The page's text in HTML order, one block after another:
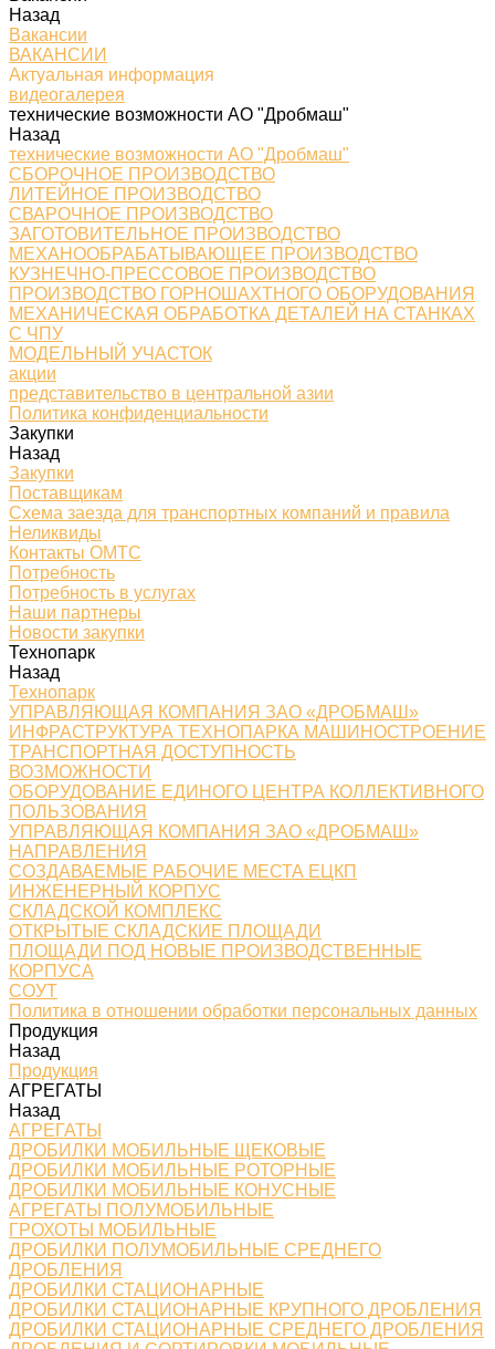
Назад
Вакансии
ВАКАНСИИ
Актуальная информация
видеогалерея
технические возможности АО "Дробмаш"
Назад
технические возможности АО "Дробмаш"
СБОРОЧНОЕ ПРОИЗВОДСТВО
ЛИТЕЙНОЕ ПРОИЗВОДСТВО
СВАРОЧНОЕ ПРОИЗВОДСТВО
ЗАГОТОВИТЕЛЬНОЕ ПРОИЗВОДСТВО
МЕХАНООБРАБАТЫВАЮЩЕЕ ПРОИЗВОДСТВО
КУЗНЕЧНО-ПРЕССОВОЕ ПРОИЗВОДСТВО
ПРОИЗВОДСТВО ГОРНОШАХТНОГО ОБОРУДОВАНИЯ
МЕХАНИЧЕСКАЯ ОБРАБОТКА ДЕТАЛЕЙ НА СТАНКАХ
С ЧПУ
МОДЕЛЬНЫЙ УЧАСТОК
акции
представительство в центральной азии
Политика конфиденциальности
Закупки
Назад
Закупки
Поставщикам
Схема заезда для транспортных компаний и правила
Неликвиды
Контакты ОМТС
Потребность
Потребность в услугах
Наши партнеры
Новости закупки
Технопарк
Назад
Технопарк
УПРАВЛЯЮЩАЯ КОМПАНИЯ ЗАО «ДРОБМАШ»
ИНФРАСТРУКТУРА ТЕХНОПАРКА МАШИНОСТРОЕНИЕ
ТРАНСПОРТНАЯ ДОСТУПНОСТЬ
ВОЗМОЖНОСТИ
ОБОРУДОВАНИЕ ЕДИНОГО ЦЕНТРА КОЛЛЕКТИВНОГО
ПОЛЬЗОВАНИЯ
УПРАВЛЯЮЩАЯ КОМПАНИЯ ЗАО «ДРОБМАШ»
НАПРАВЛЕНИЯ
СОЗДАВАЕМЫЕ РАБОЧИЕ МЕСТА ЕЦКП
ИНЖЕНЕРНЫЙ КОРПУС
СКЛАДСКОЙ КОМПЛЕКС
ОТКРЫТЫЕ СКЛАДСКИЕ ПЛОЩАДИ
ПЛОЩАДИ ПОД НОВЫЕ ПРОИЗВОДСТВЕННЫЕ
КОРПУСА
СОУТ
Политика в отношении обработки персональных данных
Продукция
Назад
Продукция
АГРЕГАТЫ
Назад
АГРЕГАТЫ
ДРОБИЛКИ МОБИЛЬНЫЕ ЩЕКОВЫЕ
ДРОБИЛКИ МОБИЛЬНЫЕ РОТОРНЫЕ
ДРОБИЛКИ МОБИЛЬНЫЕ КОНУСНЫЕ
АГРЕГАТЫ ПОЛУМОБИЛЬНЫЕ
ГРОХОТЫ МОБИЛЬНЫЕ
ДРОБИЛКИ ПОЛУМОБИЛЬНЫЕ СРЕДНЕГО
ДРОБЛЕНИЯ
ДРОБИЛКИ СТАЦИОНАРНЫЕ
ДРОБИЛКИ СТАЦИОНАРНЫЕ КРУПНОГО ДРОБЛЕНИЯ
ДРОБИЛКИ СТАЦИОНАРНЫЕ СРЕДНЕГО ДРОБЛЕНИЯ